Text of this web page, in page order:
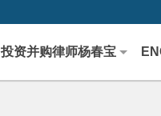
投资并购律师杨春宝